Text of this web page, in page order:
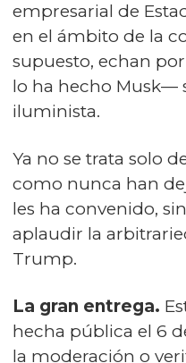
empresarial de
en el ámbito de la
supuesto, echan
lo ha hecho Musk—
iluminista.
Ya no se trata solo
como nunca han
les ha convenido,
aplaudir la
Trump.
La gran entrega.
hecha pública el 6
la moderación o